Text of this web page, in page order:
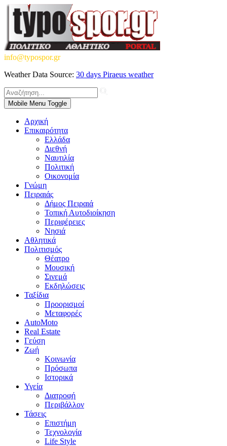
info@typospor.gr
Weather Data Source: 30 days Piraeus weather
Mobile Menu Toggle
Αρχική
Επικαιρότητα
Ελλάδα
Διεθνή
Ναυτιλία
Πολιτική
Οικονομία
Γνώμη
Πειραιάς
Δήμος Πειραιά
Τοπική Αυτοδιοίκηση
Περιφέρειες
Νησιά
Αθλητικά
Πολιτισμός
Θέατρο
Μουσική
Σινεμά
Εκδηλώσεις
Ταξίδια
Προορισμοί
Μεταφορές
AutoMoto
Real Estate
Γεύση
Ζωή
Κοινωνία
Πρόσωπα
Ιστορικά
Υγεία
Διατροφή
Περιβάλλον
Τάσεις
Επιστήμη
Τεχνολογία
Life Style